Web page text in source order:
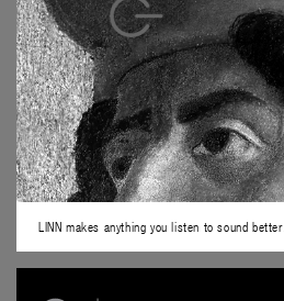
LINN makes anything you listen to sound better.